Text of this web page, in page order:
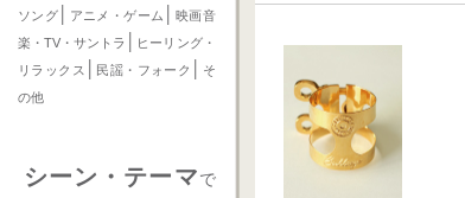
ソング
アニメ・ゲーム
映画音
楽・TV・サントラ
ヒーリング・
リラックス
民謡・フォーク
そ
の他
シーン・テーマで